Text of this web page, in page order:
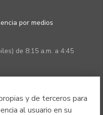
y de terceros para
al usuario en su
por medios
de 8:15 a.m. a 4:45